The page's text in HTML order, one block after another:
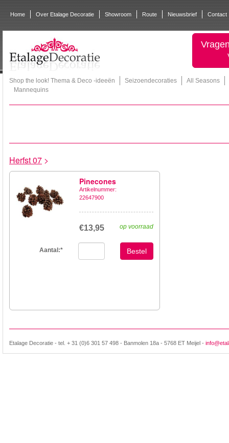
Home Over Etalage Decoratie Showroom Route Nieuwsbrief Contact
Shop the look! Thema & Deco -ideeën Seizoendecoraties
All Seasons
Mannequins
Herfst 07 >
Pinecones
Artikelnummer:
22647900
op voorraad
€13,95
Aantal:* Bestel
Etalage Decoratie - tel. + 31 (0)6 301 57 498 - Banmolen 18a - 5768 ET Meijel -